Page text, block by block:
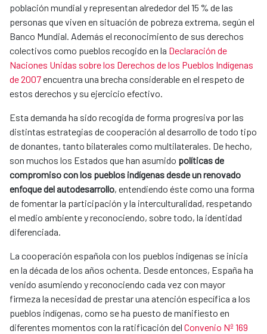
población mundial y representan alrededor del 15 % de las
personas que viven en situación de pobreza extrema, según el
Banco Mundial. Además el reconocimiento de sus derechos
colectivos como pueblos recogido en la Declaración de
Naciones Unidas sobre los Derechos de los Pueblos Indígenas
de 2007encuentra una brecha considerable en el respeto de
estos derechos y su ejercicio efectivo.
Esta demanda ha sido recogida de forma progresiva por las
distintas estrategias de cooperación al desarrollo de todo tipo
de donantes, tanto bilaterales como multilaterales. De hecho,
son muchos los Estados que han asumido políticas de
compromiso con los pueblos indígenas desde un renovado
enfoque del autodesarrollo, entendiendo éste como una forma
de fomentar la participación y la interculturalidad, respetando
el medio ambiente y reconociendo, sobre todo, la identidad
diferenciada.​
La cooperación española con los pueblos indígenas se inicia
en la década de los años ochenta. Desde entonces, España ha
venido asumiendo y reconociendo cada vez con mayor
firmeza la necesidad de prestar una atención específica a los
pueblos indígenas, como se ha puesto de manifiesto en
diferentes momentos con la ratificación del Convenio Nº 169